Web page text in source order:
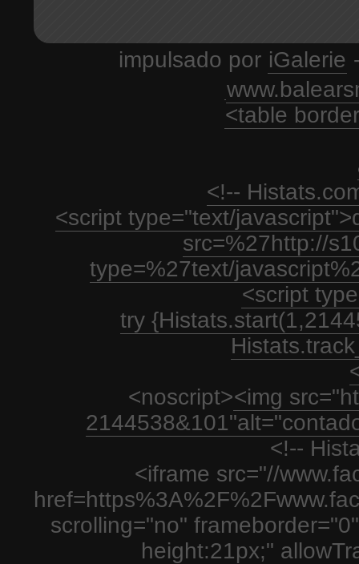
impulsado por iGalerie
<table
<!--
<script type="text/
src=%27http://
type=%27text/
<script
try
<noscript><img
<!--
<iframe src="//
scrolling="no"
height:21px;"